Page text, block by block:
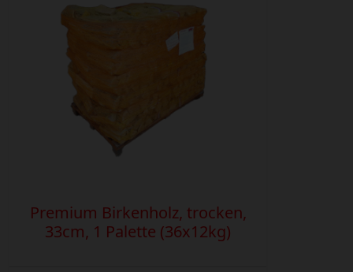
Premium Birkenholz, trocken,
33cm, 1 Palette (36x12kg)